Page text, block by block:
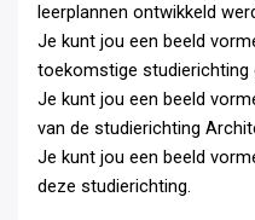
leerplannen ontwikkeld
Je kunt jou een beeld
toekomstige studierichting
Je kunt jou een beeld
van de studierichting
Je kunt jou een beeld
deze studierichting.